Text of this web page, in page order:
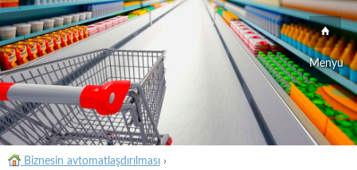
Menyu
Biznesin avtomatlaşdırılması ›